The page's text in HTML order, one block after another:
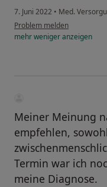
7. Juni 2022 • Med.
Problem melden
mehrwenigeranzeigen
Meiner Meinung
empfehlen,
Termin war ich
meine Diagnose.